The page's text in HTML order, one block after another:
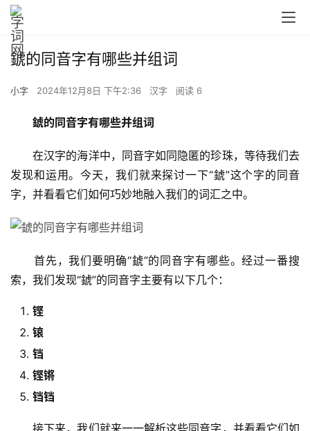
錿的同音字有哪些并组词
小字 2024年12月8日 下午2:36 汉字 阅读 6
錿的同音字有哪些并组词
在汉字的海洋中，同音字如同隐匿的珍珠，等待我们去
发现和运用。今天，我们就来探讨一下“錿”这个字的同音
字，并看看它们如何巧妙地融入我们的词汇之中。
首先，我们要明确“錿”的同音字有哪些。经过一番搜
索，我们发现“錿”的同音字主要有以下几个：
铿
锿
铛
铿锵
铛铛
接下来，我们就来一一解析这些同音字，并看看它们如